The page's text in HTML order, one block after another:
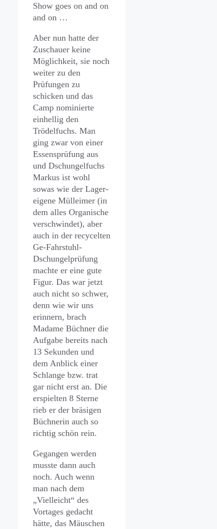
Show goes on and on
and on …
Aber nun hatte der
Zuschauer keine
Möglichkeit, sie noch
weiter zu den
Prüfungen zu
schicken und das
Camp nominierte
einhellig den
Trödelfuchs. Man
ging zwar von einer
Essensprüfung aus
und Dschungelfuchs
Markus ist wohl
sowas wie der Lager-
eigene Mülleimer (in
dem alles Organische
verschwindet), aber
auch in der recycelten
Ge-Fahrstuhl-
Dschungelprüfung
machte er eine gute
Figur. Das war jetzt
auch nicht so schwer,
denn wie wir uns
erinnern, brach
Madame Büchner die
Aufgabe bereits nach
13 Sekunden und
dem Anblick einer
Schlange bzw. trat
gar nicht erst an. Die
erspielten 8 Sterne
rieb er der bräsigen
Büchnerin auch so
richtig schön rein.
Gegangen werden
musste dann auch
noch. Auch wenn
man nach dem
„Vielleicht“ des
Vortages gedacht
hätte, das Mäuschen